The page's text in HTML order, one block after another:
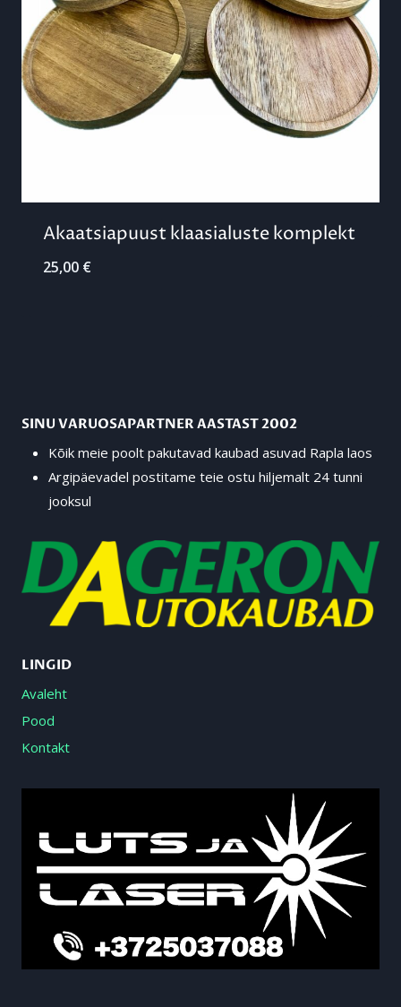
Akaatsiapuust klaasialuste komplekt
25,00 €
SINU VARUOSAPARTNER AASTAST 2002
Kõik meie poolt pakutavad kaubad asuvad Rapla laos
Argipäevadel postitame teie ostu hiljemalt 24 tunni
jooksul
LINGID
Avaleht
Pood
Kontakt